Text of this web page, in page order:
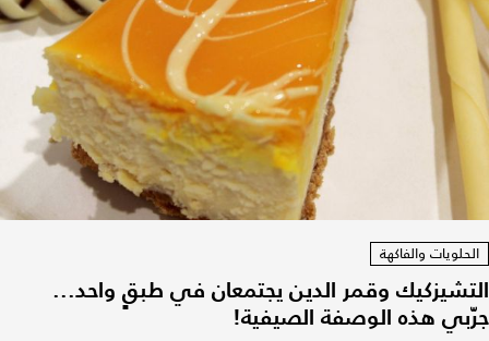
الحلويات والفاكهة
التشيزكيك وقمر الدين يجتمعان في طبقٍ واحد...
جرّبي هذه الوصفة الصيفية!